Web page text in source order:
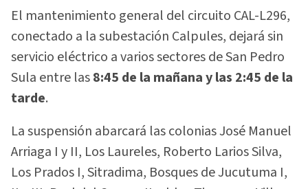
El mantenimiento general del circuito CAL-L296,
conectado a la subestación Calpules, dejará sin
servicio eléctrico a varios sectores de San Pedro
Sula entre las8:45 de la mañana y las 2:45 de la
tarde.
La suspensión abarcará las colonias José Manuel
Arriaga I y II, Los Laureles, Roberto Larios Silva,
Los Prados I, Sitradima, Bosques de Jucutuma I,